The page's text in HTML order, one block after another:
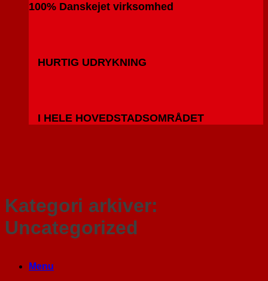
100% Danskejet virksomhed
HURTIG UDRYKNING
I HELE HOVEDSTADSOMRÅDET
Menu
Kategori arkiver:
Uncategorized